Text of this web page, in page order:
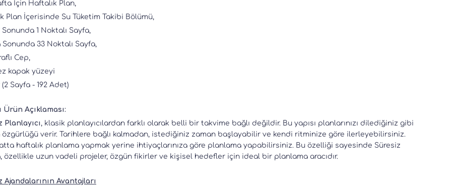
İçin Haftalık Plan,
Plan İçerisinde Su Tüketim Takibi Bölümü,
1 Noktalı Sayfa,
33 Noktalı Sayfa,
Cep,
kapak yüzeyi
Sayfa - 192 Adet)
Ürün Açıklaması:
Planlayıcı , klasik planlayıcılardan farklı olarak belli bir takvime bağlı değildir. Bu yapısı planlarınızı dilediğiniz gibi
özgürlüğü verir. Tarihlere bağlı kalmadan, istediğiniz zaman başlayabilir ve kendi ritminize göre ilerleyebilirsiniz.
haftalık planlama yapmak yerine ihtiyaçlarınıza göre planlama yapabilirsiniz. Bu özelliği sayesinde Süresiz
özellikle uzun vadeli projeler, özgün fikirler ve kişisel hedefler için ideal bir planlama aracıdır.
Ajandalarının Avantajları